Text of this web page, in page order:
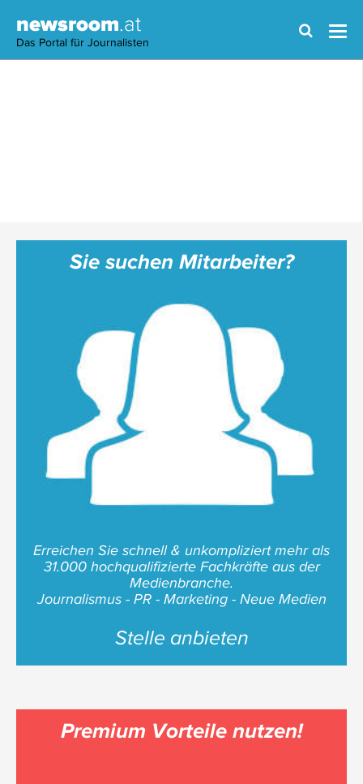
newsroom.at
Das Portal für Journalisten
Sie suchen Mitarbeiter?
Erreichen Sie schnell & unkompliziert mehr als
31.000 hochqualifizierte Fachkräfte aus der
Medienbranche.
Journalismus - PR - Marketing - Neue Medien
Stelle anbieten
Premium Vorteile nutzen!